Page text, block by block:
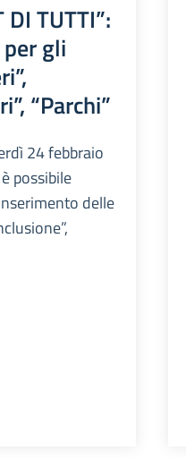
DI TUTTI”:
gli
“Parchi”
24 febbraio
possibile
delle